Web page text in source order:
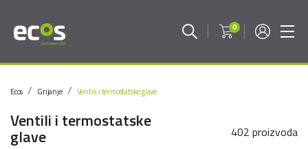
0
Ecos Grijanje Ventili i termostatske glave
Ventili i termostatske
glave 402 proizvoda